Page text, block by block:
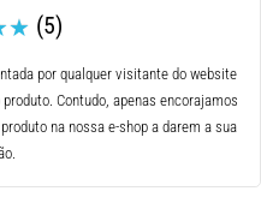
(5)
por qualquer visitante do website
Contudo, apenas encorajamos
na nossa e-shop a darem a sua